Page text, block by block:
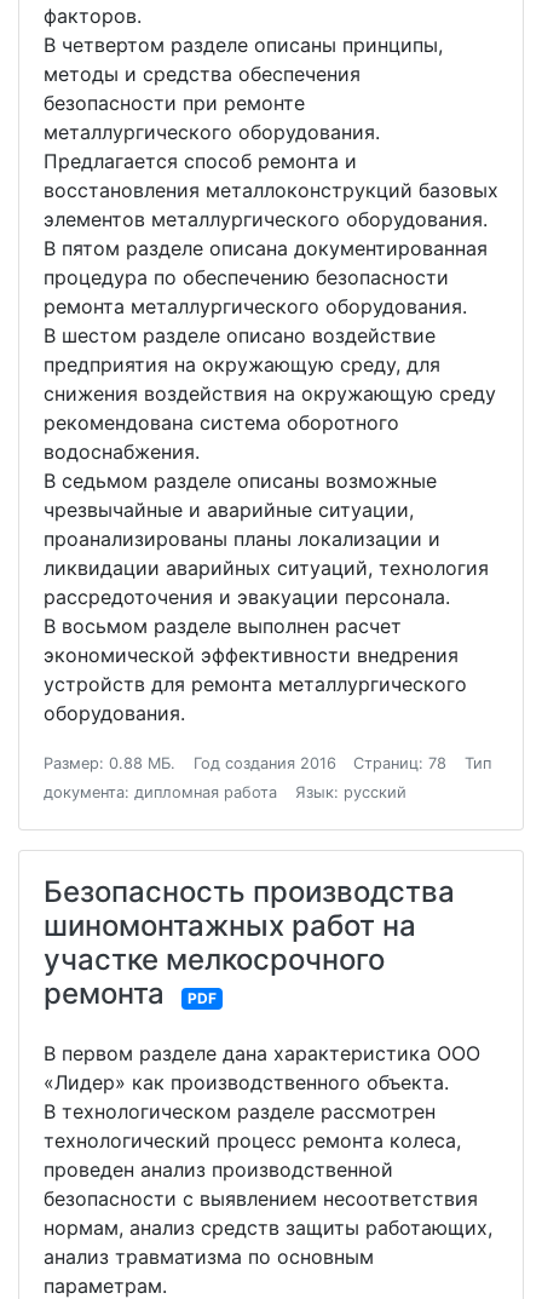
факторов.
В четвертом разделе описаны принципы,
методы и средства обеспечения
безопасности при ремонте
металлургического оборудования.
Предлагается способ ремонта и
восстановления металлоконструкций базовых
элементов металлургического оборудования.
В пятом разделе описана документированная
процедура по обеспечению безопасности
ремонта металлургического оборудования.
В шестом разделе описано воздействие
предприятия на окружающую среду, для
снижения воздействия на окружающую среду
рекомендована система оборотного
водоснабжения.
В седьмом разделе описаны возможные
чрезвычайные и аварийные ситуации,
проанализированы планы локализации и
ликвидации аварийных ситуаций, технология
рассредоточения и эвакуации персонала.
В восьмом разделе выполнен расчет
экономической эффективности внедрения
устройств для ремонта металлургического
оборудования.
Размер: 0.88 МБ. Год создания 2016 Страниц: 78
Тип
документа: дипломная работа
Язык: русский
Безопасность производства
шиномонтажных работ на
участке мелкосрочного
ремонта
PDF
В первом разделе дана характеристика ООО
«Лидер» как производственного объекта.
В технологическом разделе рассмотрен
технологический процесс ремонта колеса,
проведен анализ производственной
безопасности с выявлением несоответствия
нормам, анализ средств защиты работающих,
анализ травматизма по основным
параметрам.